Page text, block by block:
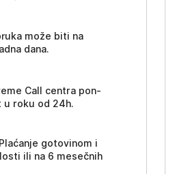
može biti na
dana.
Call centra pon-
u roku od 24h.
gotovinom i
ili na 6 mesečnih